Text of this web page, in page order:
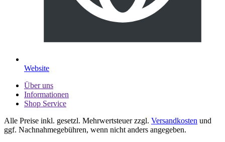
Website
Über uns
Informationen
Shop Service
Alle Preise inkl. gesetzl. Mehrwertsteuer zzgl. Versandkosten und
ggf. Nachnahmegebühren, wenn nicht anders angegeben.